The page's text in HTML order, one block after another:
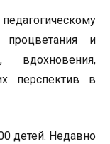
процветания и
вдохновения,
перспектив в
детей. Недавно